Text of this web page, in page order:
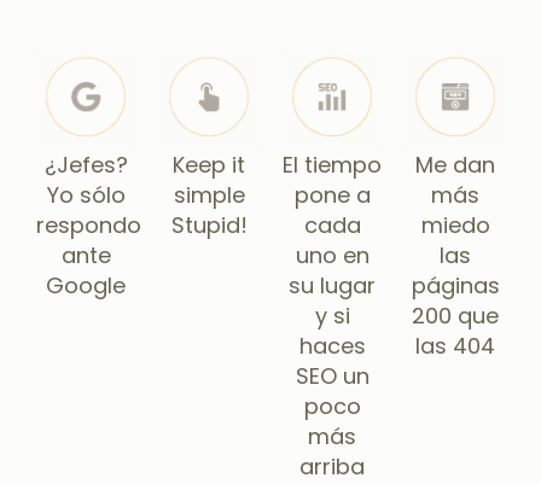
¿Jefes?
Yo sólo
respondo
ante
Google
Keep it
simple
Stupid!
El tiempo
pone a
cada
uno en
su lugar
y si
haces
SEO un
poco
más
arriba
Me dan
más
miedo
las
páginas
200 que
las 404